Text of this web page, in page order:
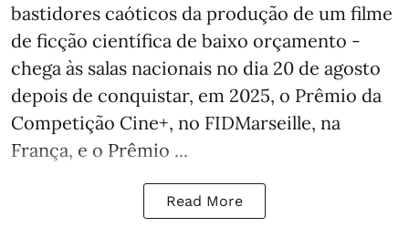
bastidores caóticos da produção de um filme
de ficção científica de baixo orçamento -
chega às salas nacionais no dia 20 de agosto
depois de conquistar, em 2025, o Prêmio da
Competição Cine+, no FIDMarseille, na
França, e o Prêmio ...
Read More